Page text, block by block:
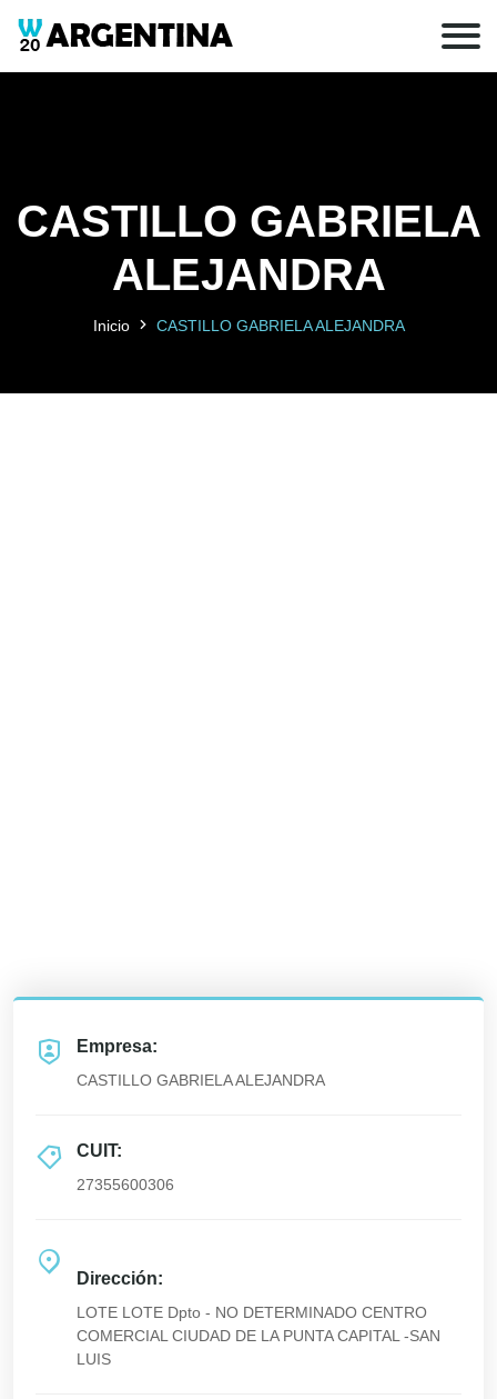
CASTILLO GABRIELA
ALEJANDRA
Inicio CASTILLO GABRIELA ALEJANDRA
Empresa:
CASTILLO GABRIELA ALEJANDRA
CUIT:
27355600306
Dirección:
LOTE LOTE Dpto - NO DETERMINADO CENTRO
COMERCIAL CIUDAD DE LA PUNTA CAPITAL -SAN
LUIS